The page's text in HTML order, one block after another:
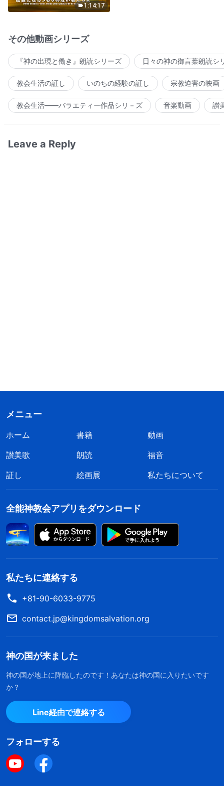
1:14:17
その他動画シリーズ
『神の出現と働き』朗読シリーズ 日々の神の御言葉朗読シ
教会生活の証し いのちの経験の証し 宗教迫害の映画
教会生活――バラエティー作品シリ－ズ 音楽動画 讃
Leave a Reply
メニュー
ホーム 書籍
動画
讃美歌
朗読
福音
証し
絵画展 私たちについて
全能神教会アプリをダウンロード
私たちに連絡する
+81-90-6033-9775
contact.jp@kingdomsalvation.org
神の国が来ました
神の国が地上に降臨したのです！あなたは神の国に入りたいです
か？
Line経由で連絡する
フォローする